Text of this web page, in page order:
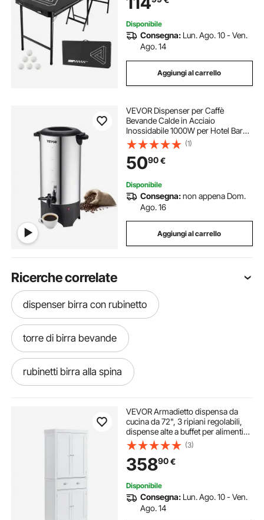
da Pong, Leggero per Portellone
Campeggio, Nero
Disponibile
Consegna: Lun. Ago. 10 - Ven.
Ago. 14
Aggiungi al carrello
VEVOR Dispenser per Caffè
Bevande Calde in Acciaio
Inossidabile 1000W per Hotel Bar
Buffet Cavo Staccabile, Bollitore
Distributore per Caffè Tè Bevande
Calde Elettrico Commerciale in
Acciaio Inox
(1)
5090€
Disponibile
Consegna:non appena Dom.
Ago. 16
Aggiungi al carrello
Ricerche correlate
dispenser birra con rubinetto
torre di birra bevande
rubinetti birra alla spina
dispenser birra automatico
rubinetto per fusto di birra
rubinetto per dispenser bevande
VEVOR Armadietto dispensa da
cucina da 72", 3 ripiani regolabili,
dispense alte a buffet per alimenti
per cucina, soggiorno, sala da
pranzo, lavanderia, bianco
(3)
35890€
Disponibile
Consegna: Lun. Ago. 10 - Ven.
Ago. 14